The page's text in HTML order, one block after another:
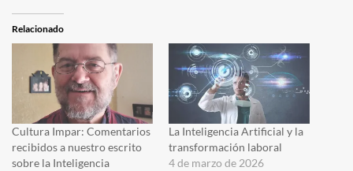
Relacionado
Cultura Impar: Comentarios
recibidos a nuestro escrito
sobre la Inteligencia
La Inteligencia Artificial y la
transformación laboral
4 de marzo de 2026